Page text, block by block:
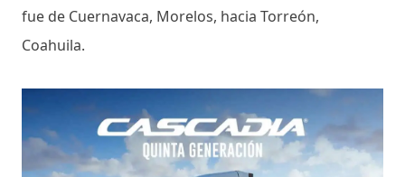
fue de Cuernavaca, Morelos, hacia Torreón,
Coahuila.